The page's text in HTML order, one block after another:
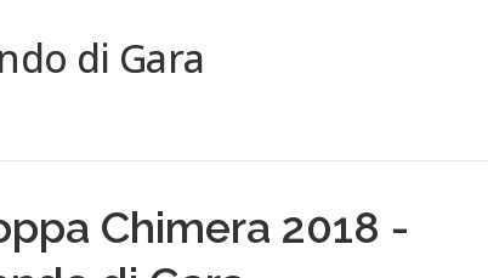
di Gara
Chimera 2018 -